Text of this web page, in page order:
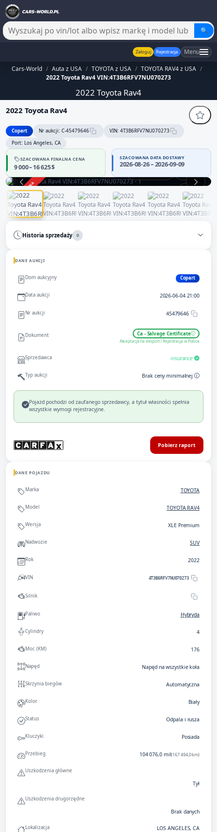
🔍
Zaloguj Rejestracja Menu
Cars-World / Auta z USA / TOYOTA z USA / TOYOTA RAV4 z USA /
2022 Toyota Rav4 VIN:4T3B6RFV7NU070273
2022 Toyota Rav4
2022 Toyota Rav4
Copart Nr aukcji: C-45479646
VIN: 4T3B6RFV7NU070273
Port: Los Angeles, CA
SZACOWANA FINALNA CENA
9 000 – 16 625 $
SZACOWANA DATA DOSTAWY
2026-08-26 – 2026-09-09
ZAKOŃCZONA
Historia sprzedaży 0
DANE AUKCJI
Dom aukcyjny Copart
Data aukcji 2026-06-04 21:00
Nr aukcji 45479646
Dokument Ca - Salvage Certificate
Akceptacja na eksport / Rejestracja w Polsce
Sprzedawca insurance
Typ aukcji Brak ceny minimalnej
Pojazd pochodzi od zaufanego sprzedawcy, a tytuł własności spełnia
wszystkie wymogi rejestracyjne.
Pobierz raport
DANE POJAZDU
Marka TOYOTA
Model TOYOTA RAV4
Wersja XLE Premium
Nadwozie SUV
Rok 2022
VIN 4T3B6RFV7NU070273
Silnik
Paliwo Hybryda
Cylindry 4
Moc (KM) 176
Napęd Napęd na wszystkie koła
Skrzynia biegów Automatyczna
Kolor Biały
Status Odpala i rusza
Kluczyki Posiada
Przebieg 104 076,0 mil(167 494,0 km)
Uszkodzenia główne
Tył
Uszkodzenia drugorzędne
Brak danych
Lokalizacja LOS ANGELES, CA